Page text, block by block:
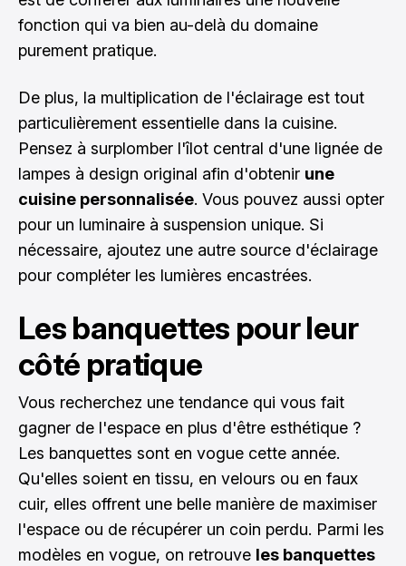
fonction qui va bien au-delà du domaine
purement pratique.
De plus, la multiplication de l'éclairage est tout
particulièrement essentielle dans la cuisine.
Pensez à surplomber l'îlot central d'une lignée de
lampes à design original afin d'obtenir une
cuisine personnalisée. Vous pouvez aussi opter
pour un luminaire à suspension unique. Si
nécessaire, ajoutez une autre source d'éclairage
pour compléter les lumières encastrées.
Les banquettes pour leur
côté pratique
Vous recherchez une tendance qui vous fait
gagner de l'espace en plus d'être esthétique ?
Les banquettes sont en vogue cette année.
Qu'elles soient en tissu, en velours ou en faux
cuir, elles offrent une belle manière de maximiser
l'espace ou de récupérer un coin perdu. Parmi les
modèles en vogue, on retrouve les banquettes